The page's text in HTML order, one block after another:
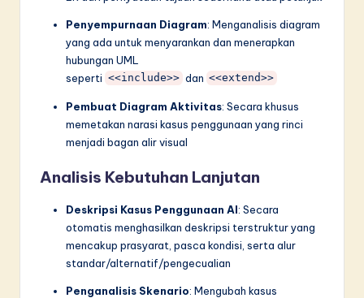
Penyempurnaan Diagram: Menganalisis diagram
yang ada untuk menyarankan dan menerapkan
hubungan UML
seperti <<include>> dan <<extend>>
Pembuat Diagram Aktivitas: Secara khusus
memetakan narasi kasus penggunaan yang rinci
menjadi bagan alir visual
Analisis Kebutuhan Lanjutan
Deskripsi Kasus Penggunaan AI: Secara
otomatis menghasilkan deskripsi terstruktur yang
mencakup prasyarat, pasca kondisi, serta alur
standar/alternatif/pengecualian
Penganalisis Skenario: Mengubah kasus